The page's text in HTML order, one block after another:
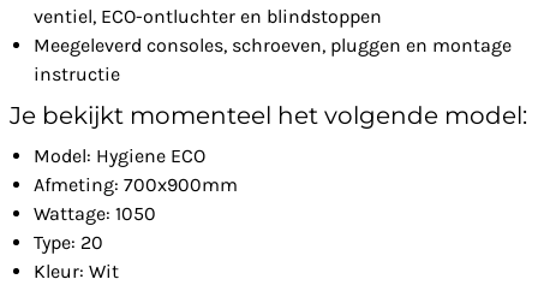
ventiel, ECO-ontluchter en blindstoppen
Meegeleverd consoles, schroeven, pluggen en montage
instructie
Je bekijkt momenteel het volgende model:
Model: Hygiene ECO
Afmeting: 700x900mm
Wattage: 1050
Type: 20
Kleur: Wit